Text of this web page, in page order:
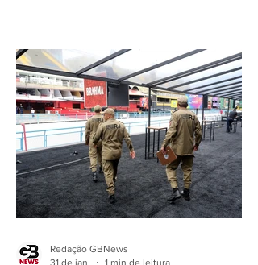
liga os municípios de Maricá e Niterói.
Com isso, motoristas devem redobrar a
atenção porque a pista, principalmente
no lado de Itaipuaçu, estão com
verdadeiras crateras. O trabalho de
manutenção estava previsto a part
Redação GBNews
31 de jan.
1 min de leitura